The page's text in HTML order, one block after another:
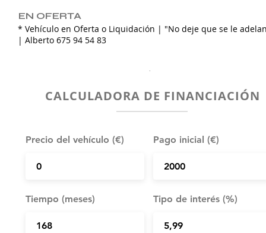
EN OFERTA
* Vehículo en Oferta o Liquidación | "No deje que se le
| Alberto 675 94 54 83
.
CALCULADORA DE FINANCIACIÓN
Precio del vehículo (€) Pago inicial (€)
Tiempo (meses) Tipo de interés (%)